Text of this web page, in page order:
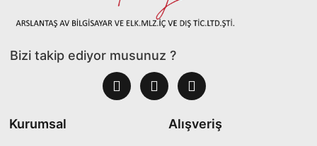
Bizi takip ediyor musunuz ?
Kurumsal Alışveriş